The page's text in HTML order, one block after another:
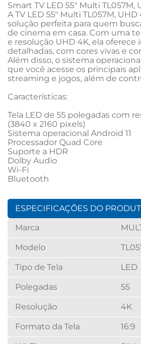
Smart TV LED 55" Multi TL057M,
A TV LED 55" Multi TL057M,
solução perfeita para quem
de cinema em casa. Com uma
e resolução UHD 4K, ela oferece
detalhadas, com cores vivas e
Além disso, o sistema
que você acesse os principais
streaming e jogos, além de
Características:
Tela LED de 55 polegadas com
(3840 x 2160 pixels)
Sistema operacional Android 11
Processador Quad Core
Suporte a HDR
Dolby Audio
Wi-Fi
Bluetooth
ESPECIFICAÇÕES DO
Marca
Modelo
Tipo de Tela LED
Polegadas 55
Resolução 4K
Formato da Tela 16:9